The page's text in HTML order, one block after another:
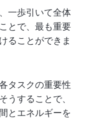
一歩引いて全体
とで、最も重要
ることができま
タスクの重要性
うすることで、
とエネルギーを